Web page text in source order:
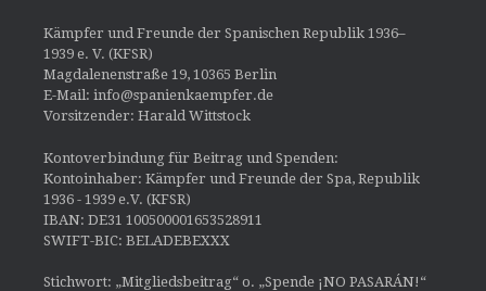
Kämpfer und Freunde der Spanischen Republik 1936–
1939 e. V. (KFSR)
Magdalenenstraße 19, 10365 Berlin
E-Mail: info@spanienkaempfer.de
Vorsitzender: Harald Wittstock
Kontoverbindung für Beitrag und Spenden:
Kontoinhaber: Kämpfer und Freunde der Spa, Republik
1936 - 1939 e.V. (KFSR)
IBAN: DE31 100500001653528911
SWIFT-BIC: BELADEBEXXX
Stichwort: „Mitgliedsbeitrag“ o. „Spende ¡NO PASARÁN!“